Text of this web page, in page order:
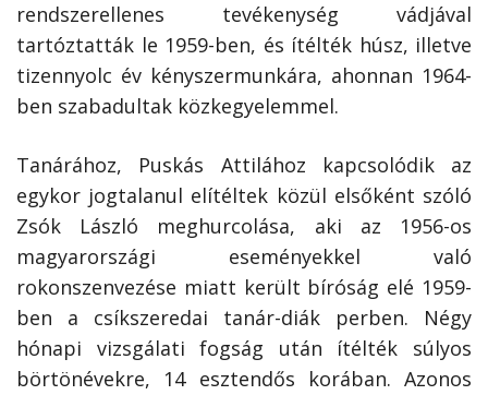
rendszerellenes tevékenység vádjával
tartóztatták le 1959-ben, és ítélték húsz, illetve
tizennyolc év kényszermunkára, ahonnan 1964-
ben szabadultak közkegyelemmel.
Tanárához, Puskás Attilához kapcsolódik az
egykor jogtalanul elítéltek közül elsőként szóló
Zsók László meghurcolása, aki az 1956-os
magyarországi eseményekkel való
rokonszenvezése miatt került bíróság elé 1959-
ben a csíkszeredai tanár-diák perben. Négy
hónapi vizsgálati fogság után ítélték súlyos
börtönévekre, 14 esztendős korában. Azonos